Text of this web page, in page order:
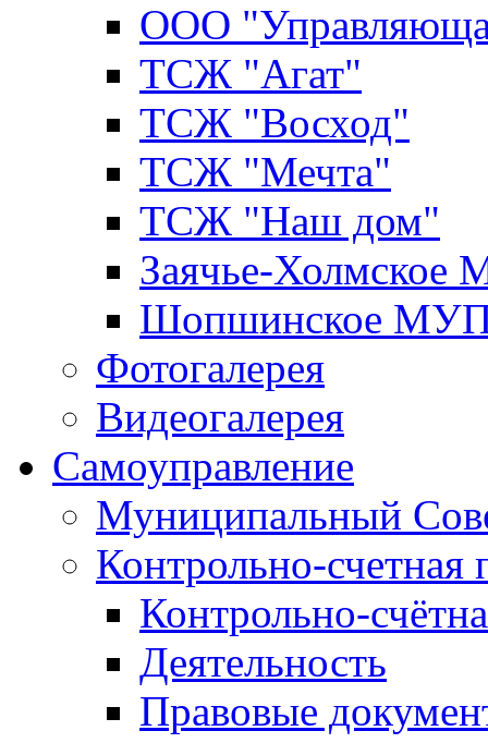
ООО
ТСЖ "Агат"
ТСЖ "Восход"
ТСЖ "Мечта"
ТСЖ "Наш дом"
Заячье-
Шопшинское
Фотогалерея
Видеогалерея
Самоуправление
Муниципальный
Контрольно-счетная
Контрольно-
Деятельность
Правовые